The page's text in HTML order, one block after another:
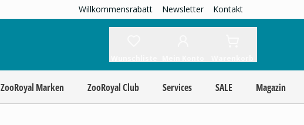
Willkommensrabatt Newsletter Kontakt
ZooRoyal Marken ZooRoyal Club Services SALE Magazin